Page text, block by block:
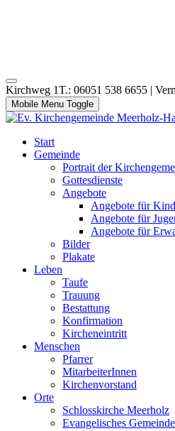
Kirchweg 1T.: 06051 538 6655 |
Mobile Menu Toggle
Start
Gemeinde
Portrait der
Gottesdienste
Angebote
Angebote für
Angebote für
Angebote für
Bilder
Plakate
Leben
Taufe
Trauung
Bestattung
Konfirmation
Kircheneintritt
Menschen
Pfarrer
MitarbeiterInnen
Kirchenvorstand
Orte
Schlosskirche Meerholz
Evangelisches